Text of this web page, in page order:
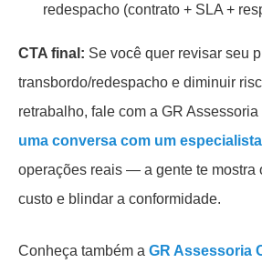
redespacho (contrato + SLA +
CTA final: Se você quer revisar seu
transbordo/redespacho e diminuir
retrabalho, fale com a GR
uma conversa com um especialista
operações reais — a gente te mostra
custo e blindar a conformidade.
Conheça também a GR Assessoria